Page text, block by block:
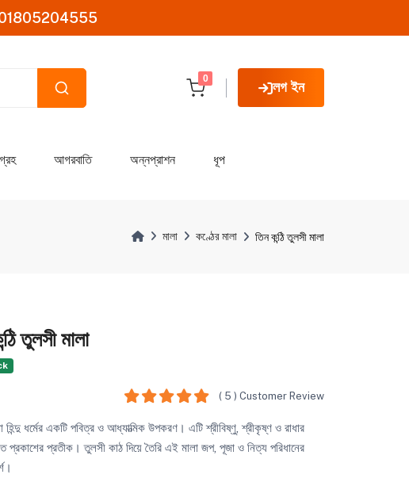
0
লগ ইন
আগরবাতি অন্নপ্রাশন ধূপ
মালা কণ্ঠের মালা তিন কন্ঠি তুলসী মালা
তুলসী মালা
( 5 ) Customer Review
হিন্দু ধর্মের একটি পবিত্র ও আধ্যাত্মিক উপকরণ। এটি শ্রীবিষ্ণু, শ্রীকৃষ্ণ ও রাধার
প্রকাশের প্রতীক। তুলসী কাঠ দিয়ে তৈরি এই মালা জপ, পূজা ও নিত্য পরিধানের